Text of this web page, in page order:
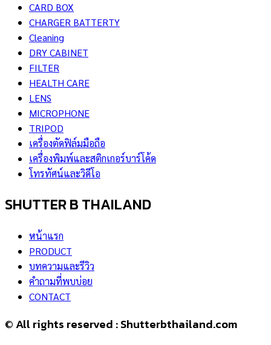
CARD BOX
CHARGER BATTERTY
Cleaning
DRY CABINET
FILTER
HEALTH CARE
LENS
MICROPHONE
TRIPOD
เครื่องตัดฟิล์มมือถือ
เครื่องพิมพ์และสติกเกอร์บาร์โค้ด
โทรทัศน์และวิดีโอ
SHUTTER B THAILAND
หน้าแรก
PRODUCT
บทความและรีวิว
คำถามที่พบบ่อย
CONTACT
© All rights reserved : Shutterbthailand.com